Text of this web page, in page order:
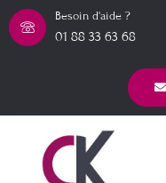
Besoin d'aide ?
01 88 33 63 68